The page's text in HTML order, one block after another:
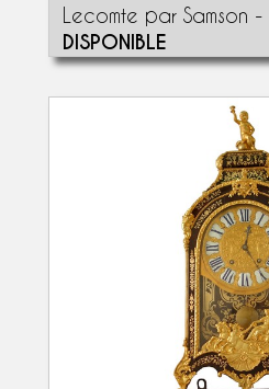
Lecomte par Samson
DISPONIBLE